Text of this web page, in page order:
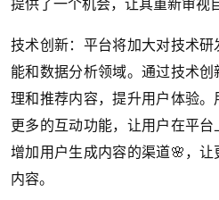
技术创新：平台将加大对技术
能和数据分析领域。通过技术
理和推荐内容，提升用户体验
更多的互动功能，让用户在平台
增加用户生成内容的渠道🌸，
内容。